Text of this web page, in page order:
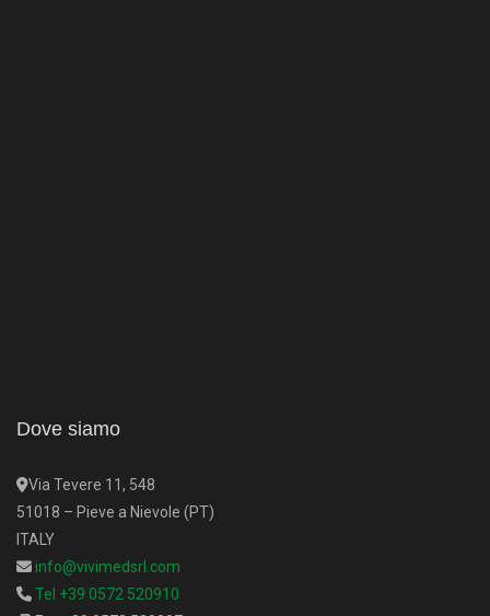
Dove siamo
Via Tevere 11, 548
51018 – Pieve a Nievole (PT)
ITALY
info@vivimedsrl.com
Tel +39 0572 520910